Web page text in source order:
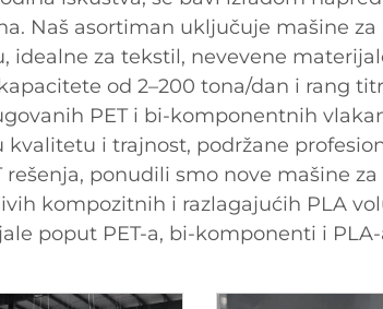
Naš asortiman uključuje mašine
idealne za tekstil, nevevene
od 2–200 tona/dan i rang
PET i bi-komponentnih
i trajnost, podržane
ponudili smo nove mašine
kompozitnih i razlagajućih PLA
poput PET-a, bi-komponenti i